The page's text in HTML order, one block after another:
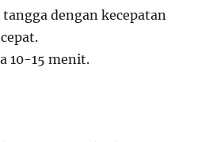
dengan kecepatan
10-15 menit.